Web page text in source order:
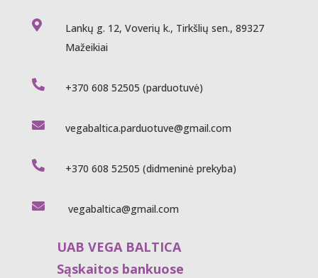

Lankų g. 12, Voverių k., Tirkšlių sen., 89327
Mažeikiai
 +370 608 52505 (parduotuvė)
 vegabaltica.parduotuve@gmail.com
 +370 608 52505 (didmeninė prekyba)
 vegabaltica@gmail.com
UAB VEGA BALTICA
Sąskaitos bankuose